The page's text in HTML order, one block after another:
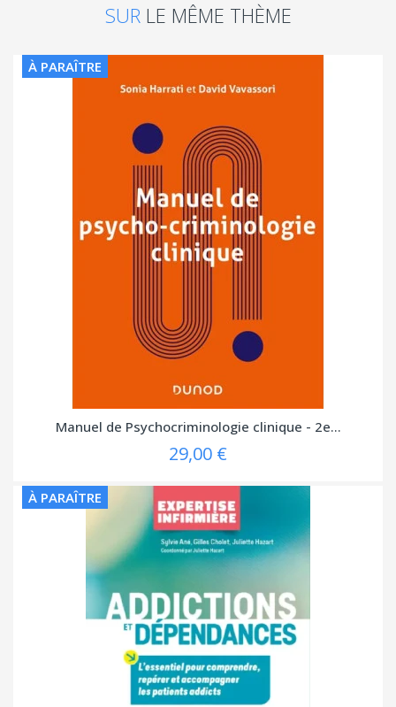
SUR LE MÊME THÈME
À PARAÎTRE
Manuel de Psychocriminologie clinique - 2e...
29,00 €
À PARAÎTRE